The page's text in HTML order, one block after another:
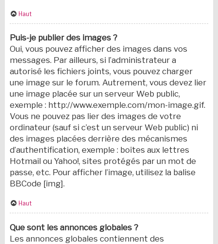
Haut
Puis-je publier des images ?
Oui, vous pouvez afficher des images dans vos
messages. Par ailleurs, si l’administrateur a
autorisé les fichiers joints, vous pouvez charger
une image sur le forum. Autrement, vous devez lier
une image placée sur un serveur Web public,
exemple : http://www.exemple.com/mon-image.gif.
Vous ne pouvez pas lier des images de votre
ordinateur (sauf si c’est un serveur Web public) ni
des images placées derrière des mécanismes
d’authentification, exemple : boîtes aux lettres
Hotmail ou Yahoo!, sites protégés par un mot de
passe, etc. Pour afficher l’image, utilisez la balise
BBCode [img].
Haut
Que sont les annonces globales ?
Les annonces globales contiennent des